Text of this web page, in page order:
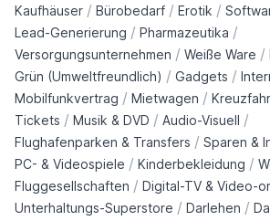
Kaufhäuser / Bürobedarf / Erotik /
Lead-Generierung / Pharmazeutika /
Versorgungsunternehmen / Weiße Ware /
Grün (Umweltfreundlich) / Gadgets /
Mobilfunkvertrag / Mietwagen /
Tickets / Musik & DVD / Audio-Visuell /
Flughafenparken & Transfers / Sparen &
PC- & Videospiele / Kinderbekleidung /
Fluggesellschaften / Digital-TV & Video-
Unterhaltungs-Superstore / Darlehen /